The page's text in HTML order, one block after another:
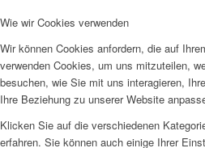
Wie wir Cookies verwenden
Wir können Cookies anfordern, die auf
verwenden Cookies, um uns mitzuteilen,
besuchen, wie Sie mit uns interagieren,
Ihre Beziehung zu unserer Website
Klicken Sie auf die verschiedenen
erfahren. Sie können auch einige Ihrer